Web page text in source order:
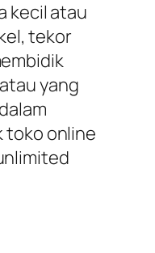
kecil atau
tekor
yang
toko online